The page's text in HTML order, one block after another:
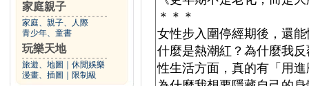
家庭親子
家庭、親子、人際
青少年、童書
玩樂天地
旅遊、地圖
休閒娛樂
漫畫、插圖
限制級